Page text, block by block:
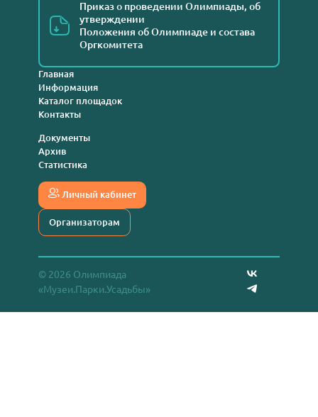
Приказ о проведении Олимпиады, об
утверждении
Положения об Олимпиаде и состава
Оргкомитета
Главная
Информация
Каталог площадок
Контакты
Документы
Архив
Статистика
Личный кабинет
Организаторам
© 2026 Олимпиада
«Музеи.Парки.Усадьбы»